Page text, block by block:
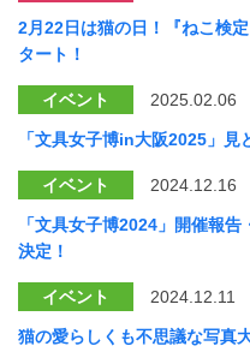
2月22日は猫の日！『ねこ検
タート！
イベント 2025.02.06
「文具女子博in大阪2025」見
イベント 2024.12.16
「文具女子博2024」開催報
決定！
イベント 2024.12.11
猫の愛らしくも不思議な写真